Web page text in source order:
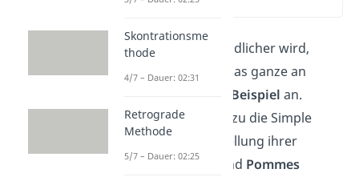
(00:38)
Damit das verständlicher wird,
schauen wir uns das ganze an
Beispiel an.
Betrachten wir dazu die Simple
GmbH. Zur Herstellung ihrer
ProduktePizza und Pommes
Skontrationsme
thode
4/7 – Dauer: 02:31
Retrograde
Methode
5/7 – Dauer: 02:25